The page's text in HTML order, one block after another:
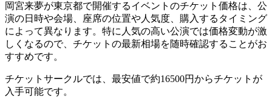
岡宮来夢が東京都で開催するイベントのチケット価格は、公
演の日時や会場、座席の位置や人気度、購入するタイミング
によって異なります。特に人気の高い公演では価格変動が激
しくなるので、チケットの最新相場を随時確認することがお
すすめです。
チケットサークルでは、最安値で約16500円からチケットが
入手可能です。